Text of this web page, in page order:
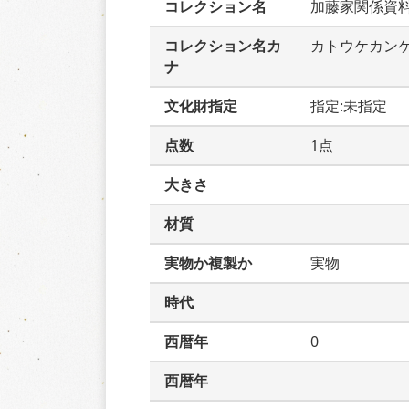
コレクション名
加藤家関係資
コレクション名カ
ナ
カトウケカン
文化財指定
指定:未指定
点数
1点
大きさ
材質
実物か複製か
実物
時代
西暦年
0
西暦年